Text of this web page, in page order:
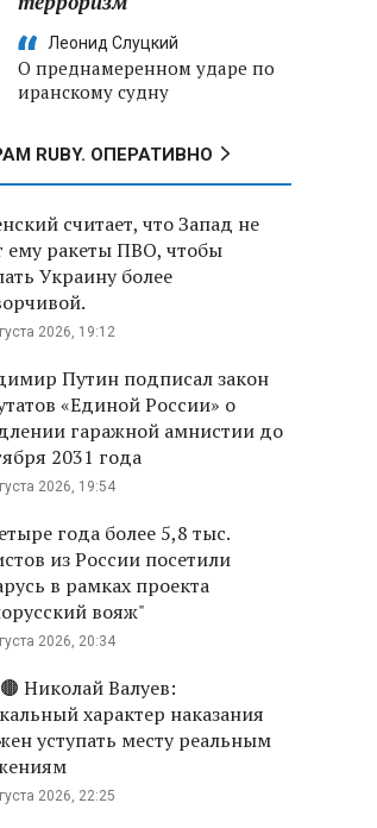
Леонид Слуцкий
О преднамеренном ударе по
иранскому судну
RUBY. ОПЕРАТИВНО
считает, что Запад не
ему ракеты ПВО, чтобы
Украину более
2026, 19:12
Путин подписал закон
«Единой России» о
гаражной амнистии до
2031 года
2026, 19:54
года более 5,8 тыс.
из России посетили
в рамках проекта
вояж"
2026, 20:34
Николай Валуев:
характер наказания
уступать месту реальным
2026, 22:25